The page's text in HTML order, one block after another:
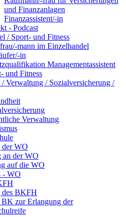
und Finanzanlagen
Finanzassistent/-in
- Podcast
/ Sport- und Fitness
mann im Einzelhandel
in
Managementassistent
und Fitness
/ Verwaltung / Sozialversicherung /
Verwaltung
der WO
an der WO
auf die WO
- WO
des BKFH
BK zur Erlangung der